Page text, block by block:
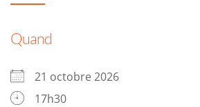
Quand
21 octobre 2026
17h30